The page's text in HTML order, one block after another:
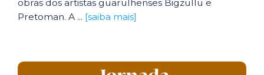
obras dos artistas guarulhenses Bigzullu e
Pretoman. A ... [saiba mais]